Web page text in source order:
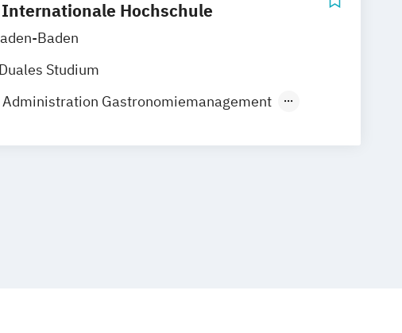
Hochschule
Baden
Duales Studium
Administration Gastronomiemanagement